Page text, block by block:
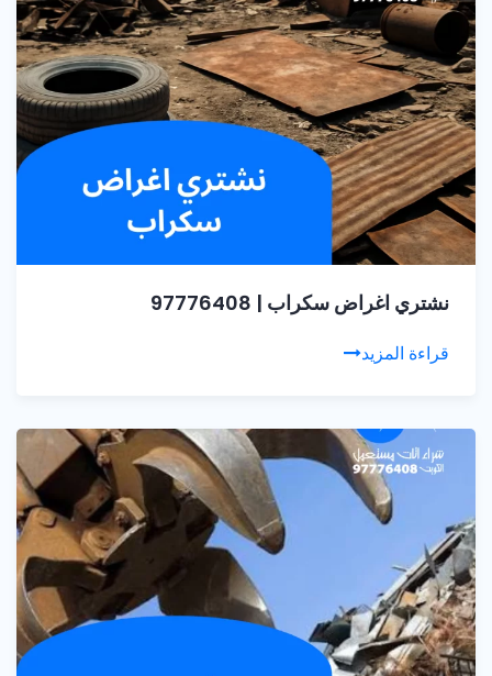
نشتري اغراض سكراب | 97776408
قراءة المزيد